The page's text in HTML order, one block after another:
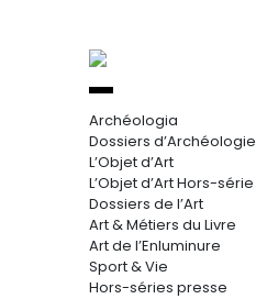
Archéologia
Dossiers d’Archéologie
L’Objet d’Art
L’Objet d’Art Hors-série
Dossiers de l’Art
Art & Métiers du Livre
Art de l’Enluminure
Sport & Vie
Hors-séries presse